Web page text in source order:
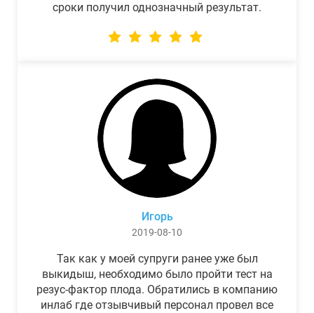
сроки получил однозначный результат.
Игорь
2019-08-10
Так как у моей супруги ранее уже был
выкидыш, необходимо было пройти тест на
резус-фактор плода. Обратились в компанию
инлаб где отзывчивый персонал провел все